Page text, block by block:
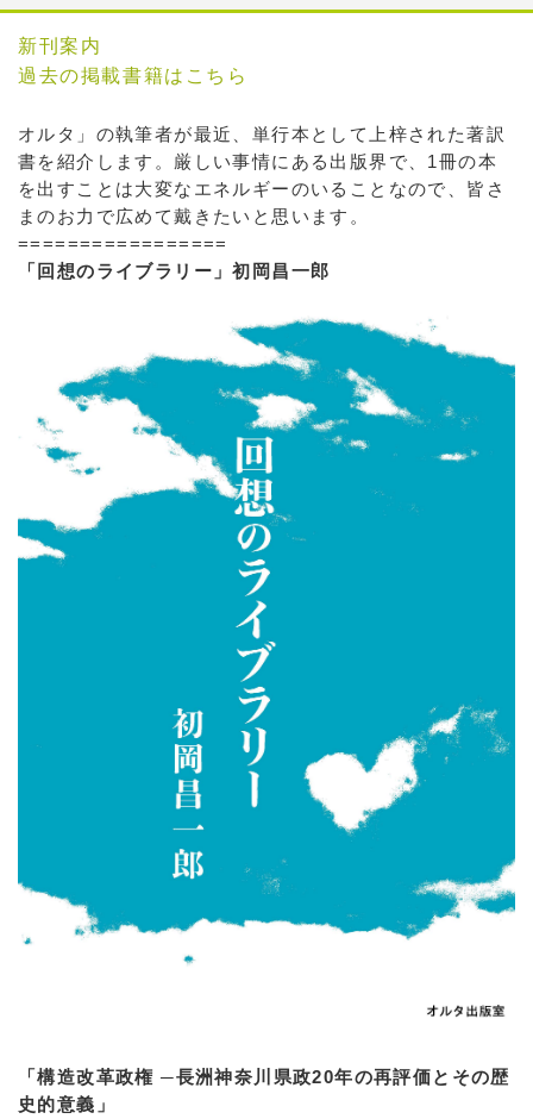
新刊案内
過去の掲載書籍はこちら
オルタ」の執筆者が最近、単行本として上梓された著訳
書を紹介します。厳しい事情にある出版界で、1冊の本
を出すことは大変なエネルギーのいることなので、皆さ
まのお力で広めて戴きたいと思います。
=================
「回想のライブラリー」初岡昌一郎
「構造改革政権 ─長洲神奈川県政20年の再評価とその歴
史的意義」